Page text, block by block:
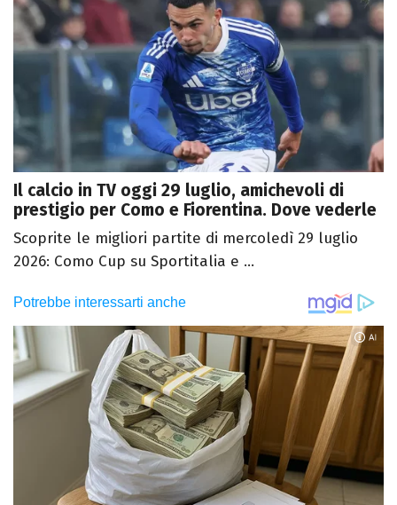
Il calcio in TV oggi 29 luglio, amichevoli di
prestigio per Como e Fiorentina. Dove vederle
Scoprite le migliori partite di mercoledì 29 luglio
2026: Como Cup su Sportitalia e ...